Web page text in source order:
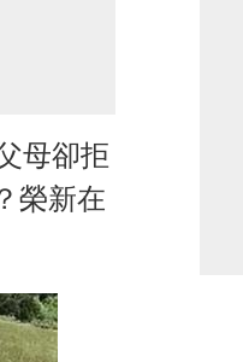
母卻拒
榮新在